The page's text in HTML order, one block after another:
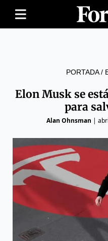
PORTADA/
Elon Musk se
para
Alan Ohnsman |